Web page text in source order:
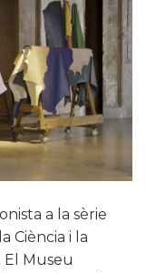
a la sèrie
Ciència i la
El Museu